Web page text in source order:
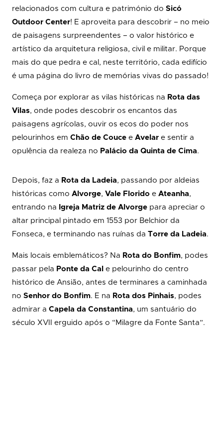
relacionados com cultura e património do Sicó
Outdoor Center! E aproveita para descobrir – no meio
de paisagens surpreendentes – o valor histórico e
artístico da arquitetura religiosa, civil e militar. Porque
mais do que pedra e cal, neste território, cada edifício
é uma página do livro de memórias vivas do passado!
Começa por explorar as vilas históricas na Rota das
Vilas, onde podes descobrir os encantos das
paisagens agrícolas, ouvir os ecos do poder nos
pelourinhos em Chão de Couce e Avelar e sentir a
opulência da realeza no Palácio da Quinta de Cima.
Depois, faz a Rota da Ladeia, passando por aldeias
históricas como Alvorge, Vale Florido e Ateanha,
entrando na Igreja Matriz de Alvorge para apreciar o
altar principal pintado em 1553 por Belchior da
Fonseca, e terminando nas ruínas da Torre da Ladeia.
Mais locais emblemáticos? Na Rota do Bonfim, podes
passar pela Ponte da Cal e pelourinho do centro
histórico de Ansião, antes de terminares a caminhada
no Senhor do Bonfim. E na Rota dos Pinhais, podes
admirar a Capela da Constantina, um santuário do
século XVII erguido após o “Milagre da Fonte Santa”.